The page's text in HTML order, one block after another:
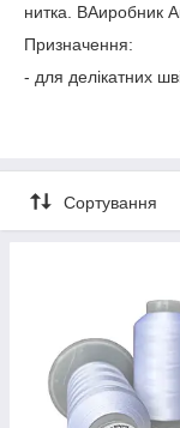
нитка. ВАиробник
Призначення:
- для делікатних
Сортування